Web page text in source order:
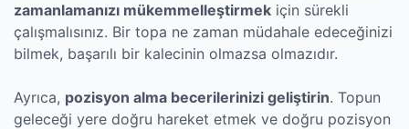
zamanlamanızı mükemmelleştirmek için sürekli
çalışmalısınız. Bir topa ne zaman müdahale edeceğinizi
bilmek, başarılı bir kalecinin olmazsa olmazıdır.
Ayrıca, pozisyon alma becerilerinizi geliştirin. Topun
geleceği yere doğru hareket etmek ve doğru pozisyon